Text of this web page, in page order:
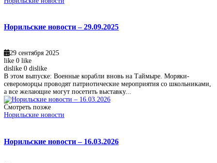
Норильские новости – 29.09.2025
29 сентября 2025
like 0 like
dislike 0 dislike
В этом выпуске: Военные корабли вновь на Таймыре. Моряки-
североморцы проводят патриотические мероприятия со школьниками,
а все желающие могут посетить выставку...
Смотреть позже
Норильские новости
Норильские новости – 16.03.2026